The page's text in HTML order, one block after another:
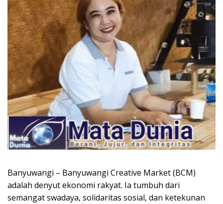
Banyuwangi – Banyuwangi Creative Market (BCM)
adalah denyut ekonomi rakyat. Ia tumbuh dari
semangat swadaya, solidaritas sosial, dan ketekunan